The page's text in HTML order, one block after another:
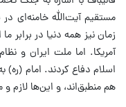
مستقیم آیت‌الله خامنه‌ای
زمان نیز همه دنیا در برابر
آمریکا. اما ملت ایران و
اسلام دفاع کردند. امام
هم منطبق‌اند، و این‌ها لازم و